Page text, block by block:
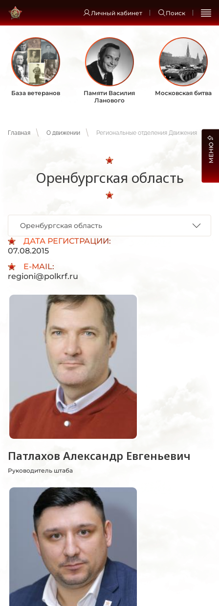
Личный кабинет Поиск
База ветеранов
Памяти Василия
Ланового
Московская битва
Главная О движении Региональные отделения Движения
Оренбургская область
ДАТА РЕГИСТРАЦИИ:
07.08.2015
E-MAIL:
regioni@polkrf.ru
Оренбургская область
Патлахов Александр Евгеньевич
Руководитель штаба
МЕНЮ